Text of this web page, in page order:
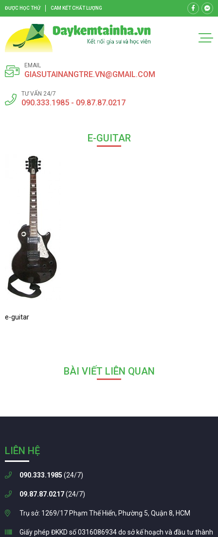
ĐƯỢC HỌC THỬ CAM KẾT CHẤT LƯỢNG
EMAIL
GIASUTAINANGTRE.VN@GMAIL.COM
TƯ VẤN 24/7
090.333.1985 - 09.87.87.0217
E-GUITAR
e-guitar
BÀI VIẾT LIÊN QUAN
LIÊN HỆ
090.333.1985 (24/7)
09.87.87.0217(24/7)
Trụ sở: 1269/17 Phạm Thế Hiển, Phường 5, Quận 8, HCM
Giấy phép ĐKKD số 0316086934 do sở kế hoạch và đầu tư thành